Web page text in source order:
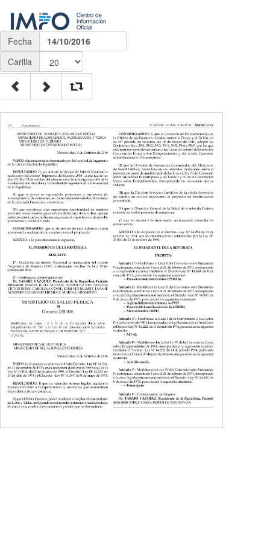
Fecha
14/10/2016
Carilla